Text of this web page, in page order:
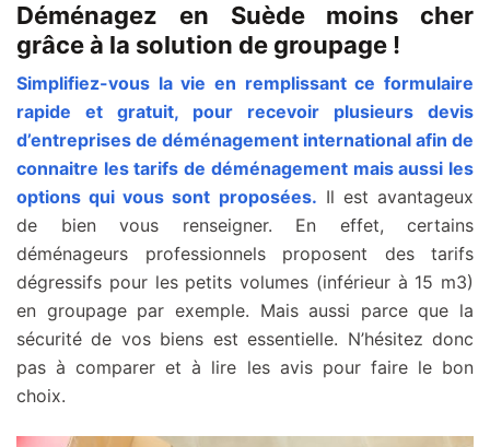
Déménagez en Suède moins cher
grâce à la solution de groupage !
Simplifiez-vous la vie en remplissant ce formulaire
rapide et gratuit, pour recevoir plusieurs devis
d’entreprises de déménagement international afin de
connaitre les tarifs de déménagement mais aussi les
options qui vous sont proposées. Il est avantageux
de bien vous renseigner. En effet, certains
déménageurs professionnels proposent des tarifs
dégressifs pour les petits volumes (inférieur à 15 m3)
en groupage par exemple. Mais aussi parce que la
sécurité de vos biens est essentielle. N’hésitez donc
pas à comparer et à lire les avis pour faire le bon
choix.